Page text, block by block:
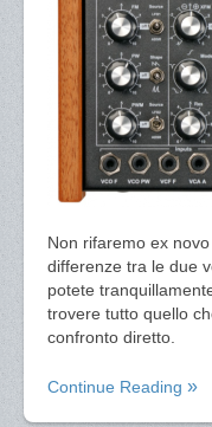
Non rifaremo ex
differenze tra le due
potete
trovere tutto quello
confronto diretto.
Continue Reading